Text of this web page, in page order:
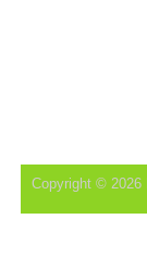
Copyright © 2026